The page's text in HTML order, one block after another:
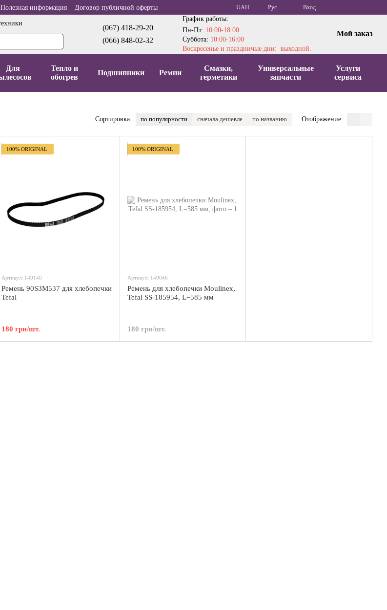
Полезная информация Договор публичной оферты UAH Рус Вход
(067) 418-29-20
(066) 848-02-32
График работы:
Пн-Пт: 10:00-18:00
Суббота: 10:00-16:00
Воскресенье и праздничые дни: выходной.
Мой заказ
Для
Тепло и
обогрев
Подшипники Ремни
Смазки,
герметики
Универсальные
запчасти
Услуги
сервиса
Сортировка: по популярности сначала дешевле по названию Отображение:
100% ORIGINAL
Артикул: 149140
Ремень 90S3M537 для хлебопечки
Tefal
180 грн/шт.
100% ORIGINAL
Артикул: 149046
Ремень для хлебопечки Moulinex,
Tefal SS-185954, L=585 мм
180 грн/шт.